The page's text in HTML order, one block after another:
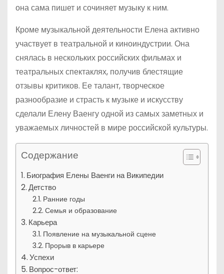
она сама пишет и сочиняет музыку к ним.
Кроме музыкальной деятельности Елена активно
участвует в театральной и киноиндустрии. Она
снялась в нескольких российских фильмах и
театральных спектаклях, получив блестящие
отзывы критиков. Ее талант, творческое
разнообразие и страсть к музыке и искусству
сделали Елену Ваенгу одной из самых заметных и
уважаемых личностей в мире российской культуры.
Содержание
Биография Елены Ваенги на Википедии
Детство
Ранние годы
Семья и образование
Карьера
Появление на музыкальной сцене
Прорыв в карьере
Успехи
Вопрос-ответ: